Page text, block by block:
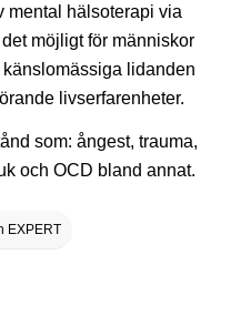
mental hälsoterapi via
möjligt för människor
lidanden
livserfarenheter.
som: ångest, trauma,
och OCD bland annat.
EXPERT